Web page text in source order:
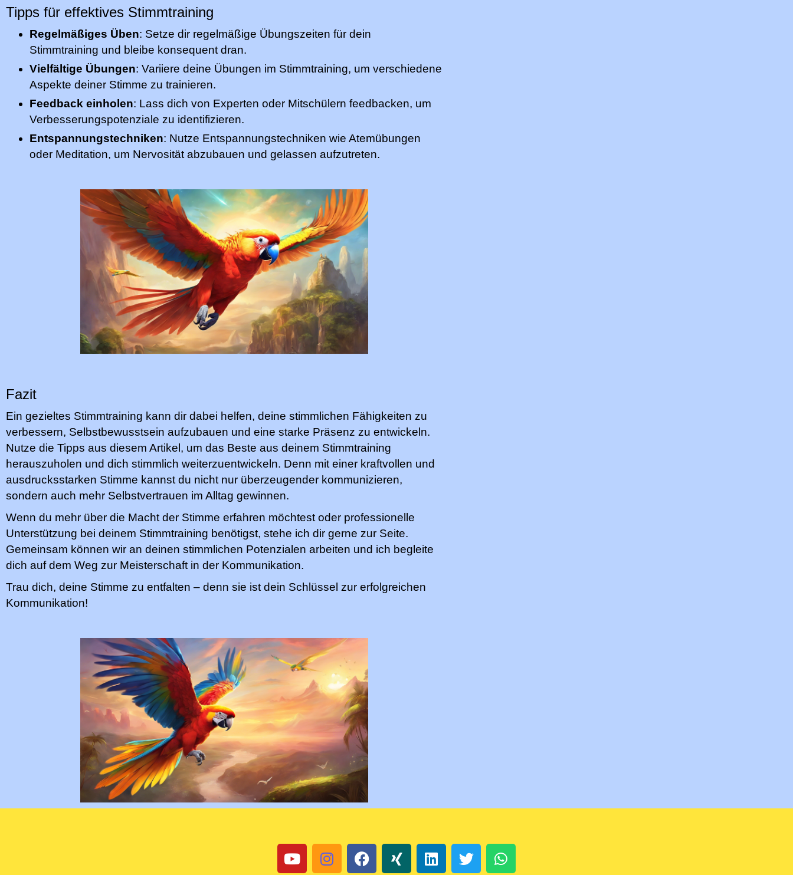
Tipps für effektives Stimmtraining
Regelmäßiges Üben: Setze dir regelmäßige Übungszeiten für dein
Stimmtraining und bleibe konsequent dran.
Vielfältige Übungen: Variiere deine Übungen im Stimmtraining, um verschiedene
Aspekte deiner Stimme zu trainieren.
Feedback einholen: Lass dich von Experten oder Mitschülern feedbacken, um
Verbesserungspotenziale zu identifizieren.
Entspannungstechniken: Nutze Entspannungstechniken wie Atemübungen
oder Meditation, um Nervosität abzubauen und gelassen aufzutreten.
Fazit
Ein gezieltes Stimmtraining kann dir dabei helfen, deine stimmlichen Fähigkeiten zu
verbessern, Selbstbewusstsein aufzubauen und eine starke Präsenz zu entwickeln.
Nutze die Tipps aus diesem Artikel, um das Beste aus deinem Stimmtraining
herauszuholen und dich stimmlich weiterzuentwickeln. Denn mit einer kraftvollen und
ausdrucksstarken Stimme kannst du nicht nur überzeugender kommunizieren,
sondern auch mehr Selbstvertrauen im Alltag gewinnen.
Wenn du mehr über die Macht der Stimme erfahren möchtest oder professionelle
Unterstützung bei deinem Stimmtraining benötigst, stehe ich dir gerne zur Seite.
Gemeinsam können wir an deinen stimmlichen Potenzialen arbeiten und ich begleite
dich auf dem Weg zur Meisterschaft in der Kommunikation.
Trau dich, deine Stimme zu entfalten – denn sie ist dein Schlüssel zur erfolgreichen
Kommunikation!